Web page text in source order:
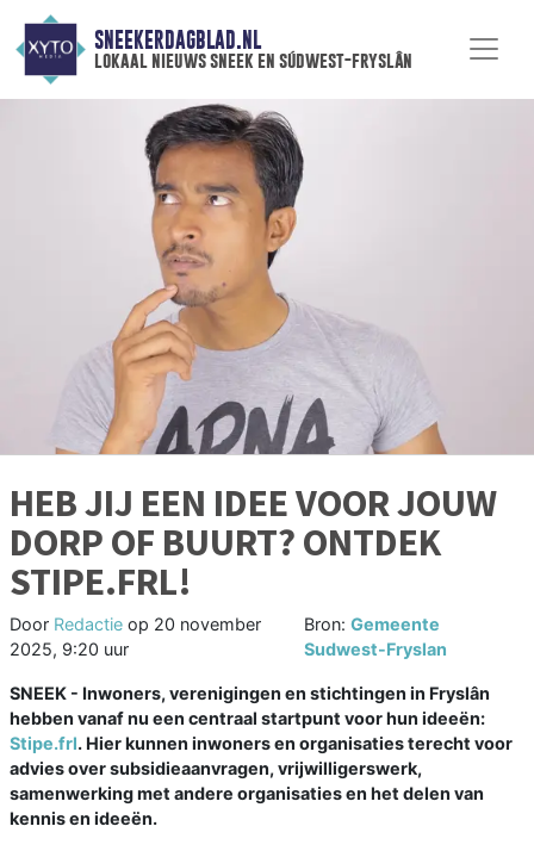
SNEEKERDAGBLAD.NL
lokaal nieuws sneek en súdwest-fryslân
HEB JIJ EEN IDEE VOOR JOUW
DORP OF BUURT? ONTDEK
STIPE.FRL!
Door Redactie op 20 november
2025, 9:20 uur
Bron: Gemeente
Sudwest-Fryslan
SNEEK - Inwoners, verenigingen en stichtingen in Fryslân
hebben vanaf nu een centraal startpunt voor hun ideeën:
Stipe.frl. Hier kunnen inwoners en organisaties terecht voor
advies over subsidieaanvragen, vrijwilligerswerk,
samenwerking met andere organisaties en het delen van
kennis en ideeën.